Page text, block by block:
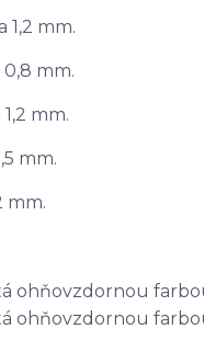
mm.
mm.
mm.
mm.
mm.